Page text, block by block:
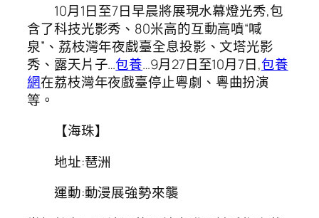
10月1日至7日早晨將展現水幕燈光秀,包
含了科技光影秀、80米高的互動高噴“喊
泉”、荔枝灣年夜戲臺全息投影、文塔光影
秀、露天片子…包養…9月27日至10月7日,包養
網在荔枝灣年夜戲臺停止粵劇、粵曲扮演
等。
【海珠】
地址:琶洲
運動:動漫展強勢來襲